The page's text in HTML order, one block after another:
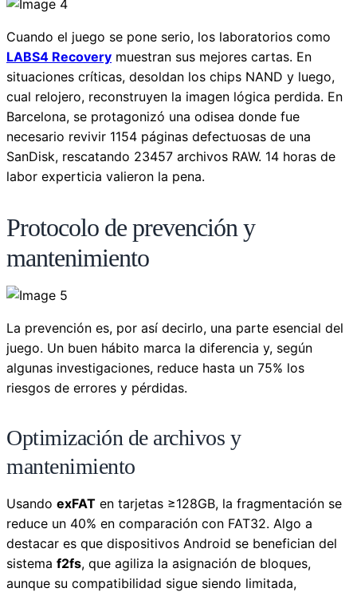
Cuando el juego se pone serio, los laboratorios como
LABS4 Recovery muestran sus mejores cartas. En
situaciones críticas, desoldan los chips NAND y luego,
cual relojero, reconstruyen la imagen lógica perdida. En
Barcelona, se protagonizó una odisea donde fue
necesario revivir 1154 páginas defectuosas de una
SanDisk, rescatando 23457 archivos RAW. 14 horas de
labor experticia valieron la pena.
Protocolo de prevención y
mantenimiento
La prevención es, por así decirlo, una parte esencial del
juego. Un buen hábito marca la diferencia y, según
algunas investigaciones, reduce hasta un 75% los
riesgos de errores y pérdidas.
Optimización de archivos y
mantenimiento
Usando exFAT en tarjetas ≥128GB, la fragmentación se
reduce un 40% en comparación con FAT32. Algo a
destacar es que dispositivos Android se benefician del
sistema f2fs, que agiliza la asignación de bloques,
aunque su compatibilidad sigue siendo limitada,